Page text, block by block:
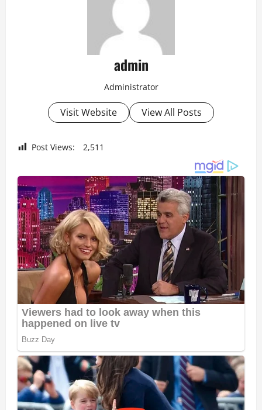
admin
Administrator
Visit Website View All Posts
Post Views: 2,511